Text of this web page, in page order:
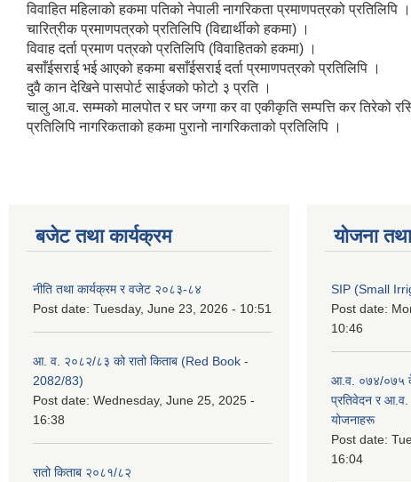
विवाहित महिलाको हकमा पतिको नेपाली नागरिकता प्रमाणपत्रको प्रतिलिपि ।
चारित्रीक प्रमाणपत्रको प्रतिलिपि (विद्यार्थीको हकमा) ।
विवाह दर्ता प्रमाण पत्रको प्रतिलिपि (विवाहितको हकमा) ।
बसाँईसराई भई आएको हकमा बसाँईसराई दर्ता प्रमाणपत्रको प्रतिलिपि ।
दुवै कान देखिने पासपोर्ट साईजको फोटो ३ प्रति ।
चालु आ.व. सम्मको मालपोत र घर जग्गा कर वा एकीकृति सम्पत्ति कर तिरेको
प्रतिलिपि नागरिकताको हकमा पुरानो नागरिकताको प्रतिलिपि ।
बजेट तथा कार्यक्रम
नीति तथा कार्यक्रम र वजेट २०८३-८४
Post date: Tuesday, June 23, 2026 - 10:51
आ. व. २०८२/८३ को रातो किताब (Red Book -
2082/83)
Post date: Wednesday, June 25, 2025 -
16:38
रातो किताब २०८१/८२
योजना
SIP (Small
Post date:
10:46
आ.व. ०७४/०७५
प्रतिवेदन र आ.व.
योजनाहरू
Post date:
16:04